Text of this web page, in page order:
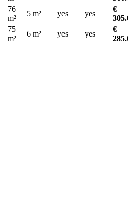
76
m²
5 m² yes yes
€
75
m²
6 m² yes yes
€